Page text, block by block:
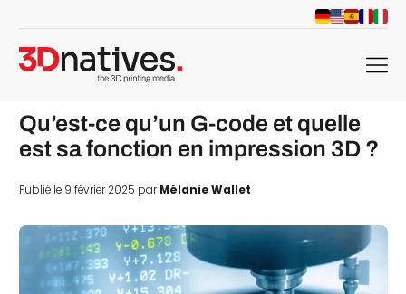
menu
Qu’est-ce qu’un G-code et quelle
est sa fonction en impression 3D ?
Publié le 9 février 2025 parMélanie Wallet